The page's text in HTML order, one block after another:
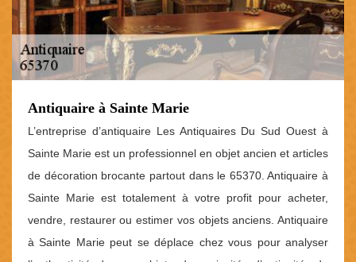
Antiquaire à Sainte Marie
L’entreprise d’antiquaire Les Antiquaires Du Sud Ouest à
Sainte Marie est un professionnel en objet ancien et articles
de décoration brocante partout dans le 65370. Antiquaire à
Sainte Marie est totalement à votre profit pour acheter,
vendre, restaurer ou estimer vos objets anciens. Antiquaire
à Sainte Marie peut se déplace chez vous pour analyser